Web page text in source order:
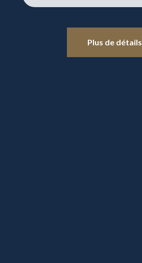
Plus de détails